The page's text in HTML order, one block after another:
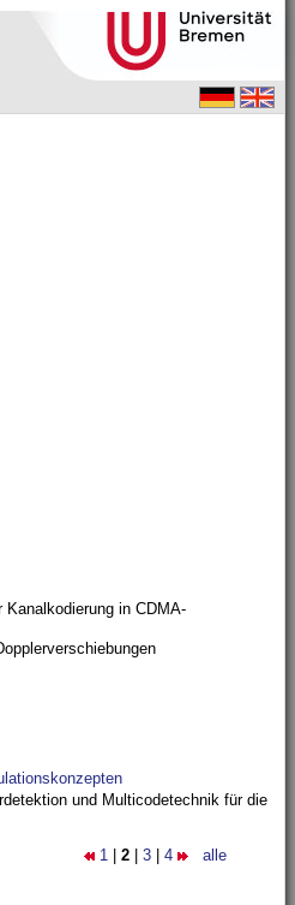
in CDMA-
und Multicodetechnik für die
1 2 3 4 alle